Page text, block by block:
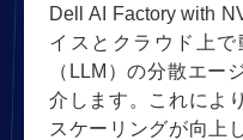
Dell AI Factory with
イスとクラウド上
（LLM）の分散エー
介します。これによ
スケーリングが向上